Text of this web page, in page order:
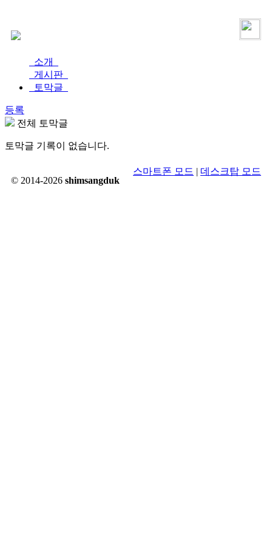
소개
게시판
토막글
등록
전체 토막글
토막글 기록이 없습니다.
© 2014-2026 shimsangduk
스마트폰 모드 | 데스크탑 모드